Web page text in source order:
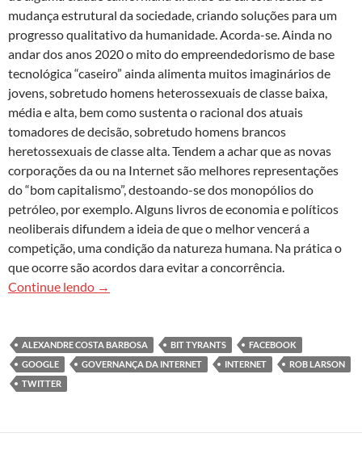
mudança estrutural da sociedade, criando soluções para um
progresso qualitativo da humanidade. Acorda-se. Ainda no
andar dos anos 2020 o mito do empreendedorismo de base
tecnoló­gica “caseiro” ainda alimenta muitos imaginários de
jovens, sobretudo homens heterossexuais de classe baixa,
média e alta, bem como sustenta o racional dos atuais
tomadores de decisão, sobretudo homens brancos
heretossexuais de classe alta. Tendem a achar que as novas
corporações da ou na Internet são melhores representações
do “bom capitalismo”, destoando-se dos monopólios do
petróleo, por exemplo. Alguns livros de economia e políticos
neoliberais difundem a ideia de que o melhor vencerá a
competição, uma condição da natureza humana. Na prática o
que ocorre são acordos dara evitar a concorrência.
Continue lendo Bit Tyrants: A economia política do Vale do
→
ALEXANDRE COSTA BARBOSA BIT TYRANTS
FACEBOOK
GOOGLE
GOVERNANÇA DA INTERNET INTERNET
ROB LARSON
TWITTER